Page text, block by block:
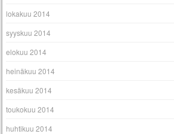
lokakuu 2014
syyskuu 2014
elokuu 2014
heinäkuu 2014
kesäkuu 2014
toukokuu 2014
huhtikuu 2014